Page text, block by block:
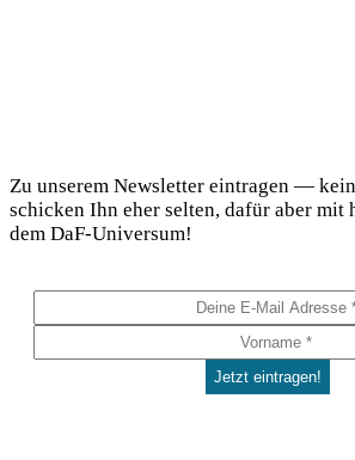
Zu unse­rem News­let­ter ein­tra­gen —
schi­cken Ihn eher sel­ten, dafür aber mit
dem DaF-Universum!